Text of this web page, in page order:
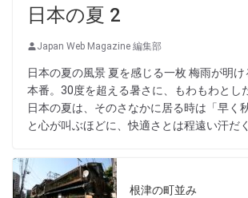
日本の夏 2
Japan Web Magazine 編集部
日本の夏の風景 夏を感じる一枚 梅雨が明
本番。30度を超える暑さに、もわもわとし
日本の夏は、そのさなかに居る時は「早く
と心が叫ぶほどに、快適さとは程遠い汗だ
根津の町並み